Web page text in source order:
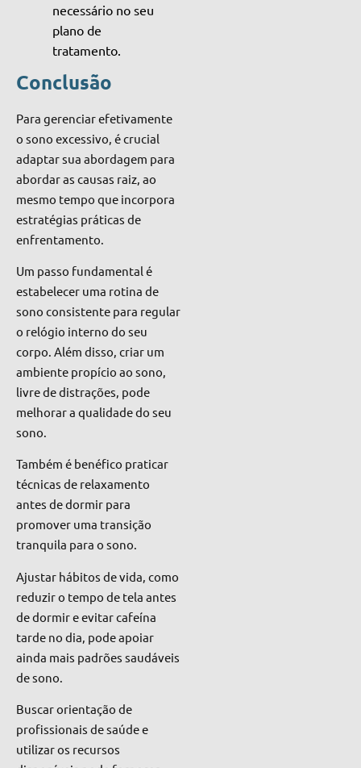
necessário no seu
plano de
tratamento.
Conclusão
Para gerenciar efetivamente
o sono excessivo, é crucial
adaptar sua abordagem para
abordar as causas raiz, ao
mesmo tempo que incorpora
estratégias práticas de
enfrentamento.
Um passo fundamental é
estabelecer uma rotina de
sono consistente para regular
o relógio interno do seu
corpo. Além disso, criar um
ambiente propício ao sono,
livre de distrações, pode
melhorar a qualidade do seu
sono.
Também é benéfico praticar
técnicas de relaxamento
antes de dormir para
promover uma transição
tranquila para o sono.
Ajustar hábitos de vida, como
reduzir o tempo de tela antes
de dormir e evitar cafeína
tarde no dia, pode apoiar
ainda mais padrões saudáveis
de sono.
Buscar orientação de
profissionais de saúde e
utilizar os recursos